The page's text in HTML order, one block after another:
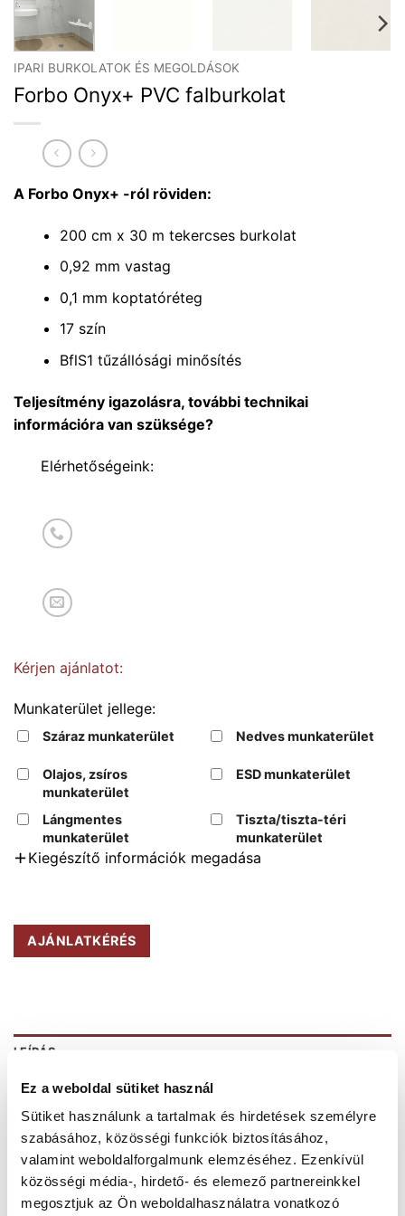
Ez a weboldal sütiket használ
Sütiket használunk a tartalmak és hirdetések személyre
szabásához, közösségi funkciók biztosításához,
valamint weboldalforgalmunk elemzéséhez. Ezenkívül
közösségi média-, hirdető- és elemező partnereinkkel
megosztjuk az Ön weboldalhasználatra vonatkozó
IPARI BURKOLATOK ÉS MEGOLDÁSOK
Forbo Onyx+ PVC falburkolat
A Forbo Onyx+ -ról röviden:
200 cm x 30 m tekercses burkolat
0,92 mm vastag
0,1 mm koptatóréteg
17 szín
BflS1 tűzállósági minősítés
Teljesítmény igazolásra, további technikai
információra van szüksége?
Elérhetőségeink:
Kérjen ajánlatot:
Munkaterület jellege:
Száraz munkaterület Nedves munkaterület
Olajos, zsíros
munkaterület
ESD munkaterület
Lángmentes
munkaterület
Tiszta/tiszta-téri
munkaterület
Kiegészítő információk megadása
AJÁNLATKÉRÉS
LEÍRÁS
A Forbo Onyx+ PVC falburkolat. A kollekció
megnyugtató, kellemes, világos pasztell színeket
tartalmaz. Könnyen tisztán tartható ideális
egészségügyi intézmények, idősotthonok számára,
illetve vizes helyiségekben is elhelyezhető.